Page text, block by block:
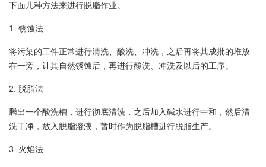
下面几种方法来进行脱脂作业。
1. 锈蚀法
将污染的工件正常进行清洗、酸洗、冲洗，之后再将其成批的堆放
在一旁，让其自然锈蚀后，再进行酸洗、冲洗及以后的工序。
2. 脱脂法
腾出一个酸洗槽，进行彻底清洗，之后加入碱水进行中和，然后清
洗干净，放入脱脂溶液，暂时作为脱脂槽进行脱脂生产。
3. 火焰法